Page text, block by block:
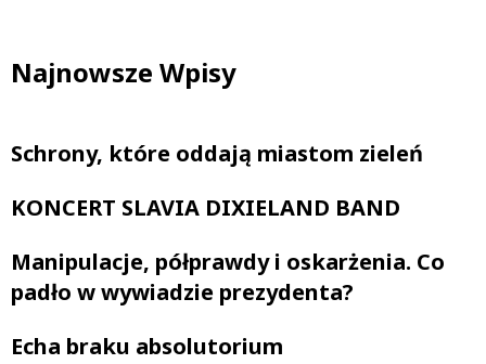
Najnowsze Wpisy
Schrony, które oddają miastom zieleń
KONCERT SLAVIA DIXIELAND BAND
Manipulacje, półprawdy i oskarżenia. Co
padło w wywiadzie prezydenta?
Echa braku absolutorium